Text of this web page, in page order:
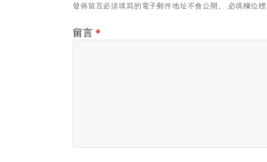
發佈留言必須填寫的電子郵件地址不會公開。 必填欄位
留言 *